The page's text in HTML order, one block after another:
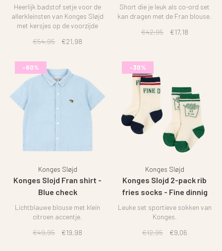
Heerlijk badstof setje voor de
allerkleinsten van Konges Sløjd
met kersjes op de voorzijde
€54,95
€21,98
Short die je leuk als co-ord set
kan dragen met de Fran blouse.
€42,95
€17,18
-60%
Konges Sløjd
Konges Slojd Fran shirt -
Blue check
Lichtblauwe blouse met klein
citroen accentje.
€49,95
€19,98
-30%
Konges Sløjd
Konges Slojd 2-pack rib
fries socks - Fine dinnig
Leuke set sportieve sokken van
Konges.
€12,95
€9,06